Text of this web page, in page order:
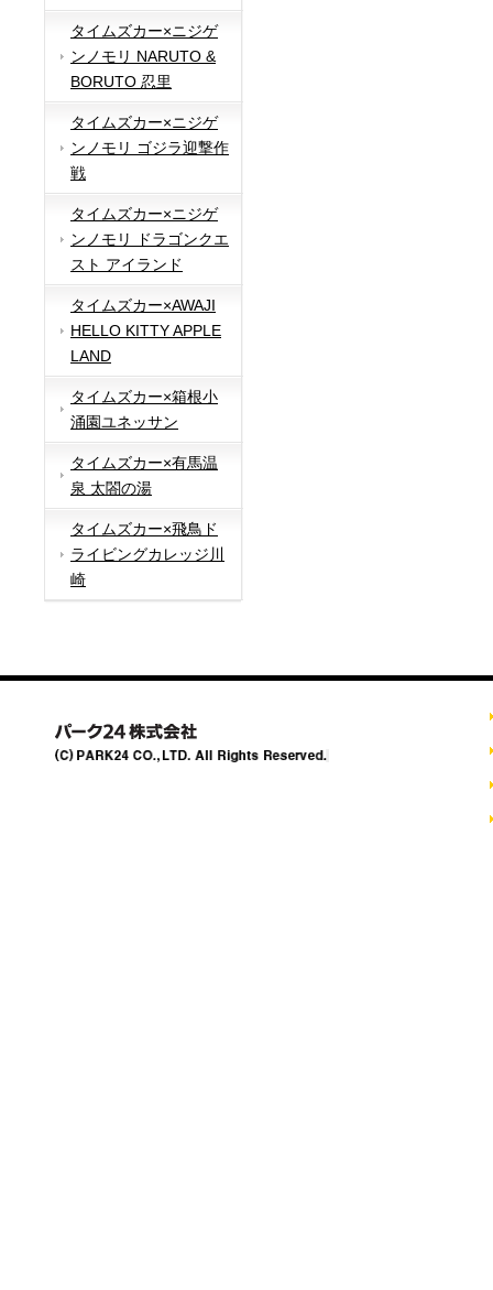
タイムズカー×ニジゲ
ンノモリ NARUTO &
BORUTO 忍里
タイムズカー×ニジゲ
ンノモリ ゴジラ迎撃作
戦
タイムズカー×ニジゲ
ンノモリ ドラゴンクエ
スト アイランド
タイムズカー×AWAJI
HELLO KITTY APPLE
LAND
タイムズカー×箱根小
涌園ユネッサン
タイムズカー×有馬温
泉 太閤の湯
タイムズカー×飛鳥ド
ライビングカレッジ川
崎